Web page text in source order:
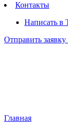
Контакты
Написать в
Отправить заявку
Главная